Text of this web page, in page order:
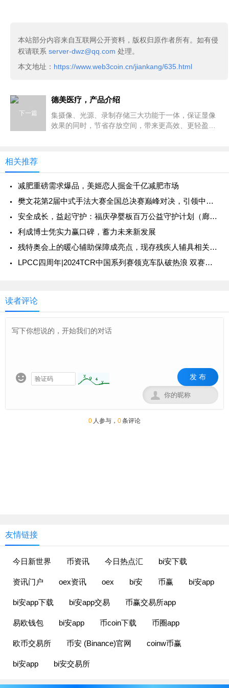
本站部分内容来自互联网公开资料，版权归原作者所有。如有侵
权请联系 server-dwz@qq.com 处理。
本文地址： https://www.web3coin.cn/jiankang/635.html
下一篇
德美医疗，产品介绍
集摄像、光源、录制存储三大功能于一体，保证显像
效果的同时，节省存放空间，带来更高效、更轻盈的
相关推荐
减肥重磅需求爆品，美姬恋人掘金千亿减肥市场
樊文花第2届中式手法大赛全国总决赛巅峰对决，引领中西结合护理新浪潮
安全成长，益起守护：福庆孕婴板百万公益守护计划（廊坊站）圆满成功
利成博士凭实力赢口碑，蓄力未来新发展
残特奥会上的暖心辅助保障成亮点，现存残疾人辅具相关企业超1.6万家
LPCC四周年|2024TCR中国系列赛领克车队破热浪 双赛夺冠
读者评论
 发 布

0 人参与， 0条评论
友情链接
今日新世界 币资讯 今日热点汇 bi安下载
资讯门户 oex资讯 oex bi安 币赢 bi安app
bi安app下载 bi安app交易 币赢交易所app
易欧钱包 bi安app 币coin下载 币圈app
欧币交易所 币安 (Binance)官网 coinw币赢
bi安app bi安交易所